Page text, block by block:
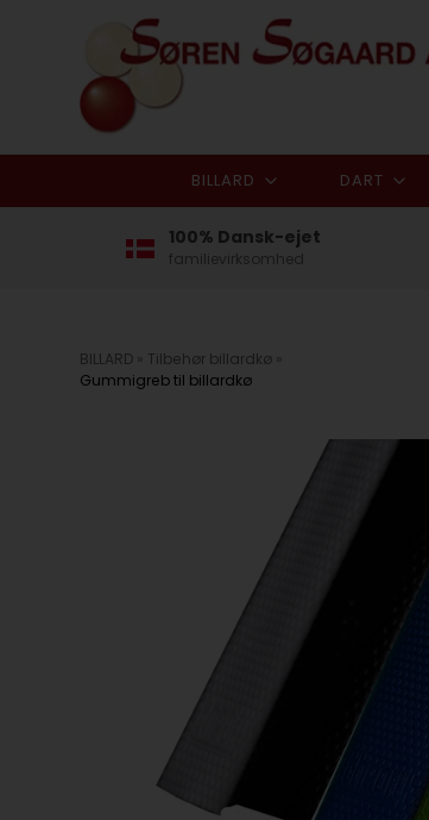
BILLARD DART
100% Dansk-ejet
familievirksomhed
BILLARD » Tilbehør billardkø »
Gummigreb til billardkø